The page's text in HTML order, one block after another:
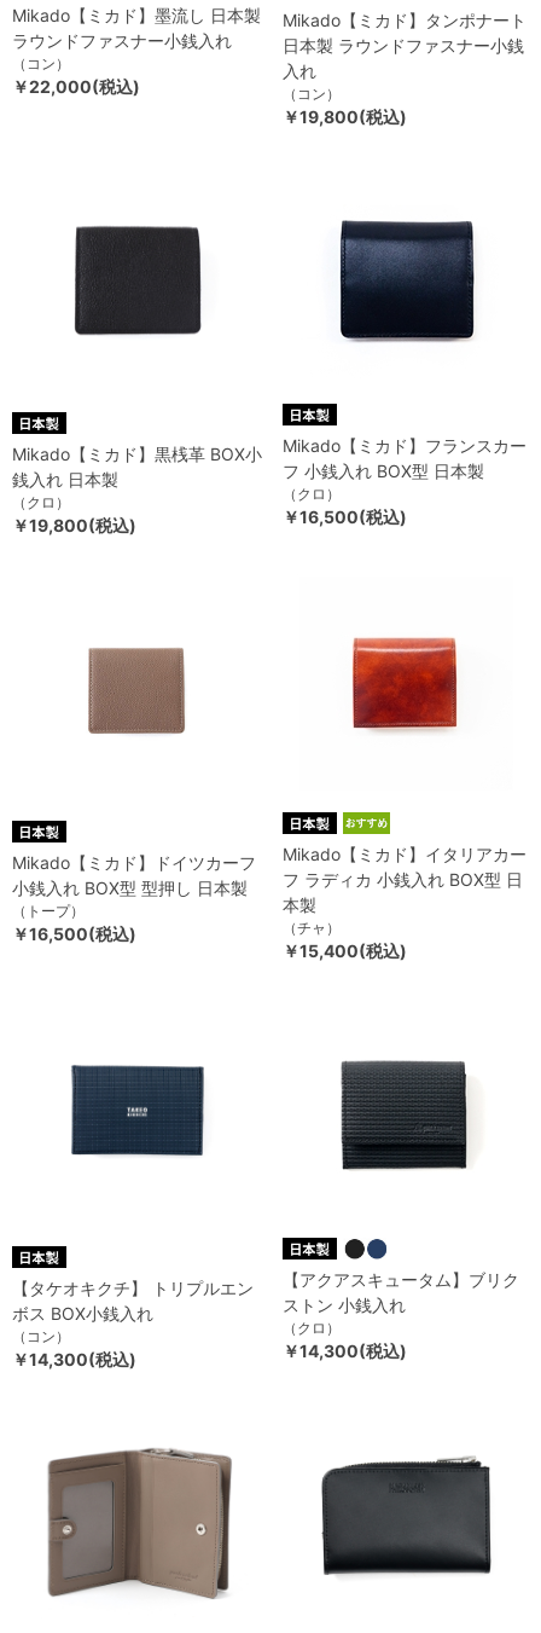
Mikado【ミカド】墨流し 日本製
ラウンドファスナー小銭入れ
（コン）
￥22,000(税込)
Mikado【ミカド】タンポナート
日本製 ラウンドファスナー小銭
入れ
（コン）
￥19,800(税込)
Mikado【ミカド】黒桟革 BOX小
銭入れ 日本製
（クロ）
￥19,800(税込)
Mikado【ミカド】フランスカー
フ 小銭入れ BOX型 日本製
（クロ）
￥16,500(税込)
Mikado【ミカド】ドイツカーフ
小銭入れ BOX型 型押し 日本製
（トープ）
￥16,500(税込)
Mikado【ミカド】イタリアカー
フ ラディカ 小銭入れ BOX型 日
本製
（チャ）
￥15,400(税込)
【タケオキクチ】 トリプルエン
ボス BOX小銭入れ
（コン）
￥14,300(税込)
【アクアスキュータム】ブリク
ストン 小銭入れ
（クロ）
￥14,300(税込)